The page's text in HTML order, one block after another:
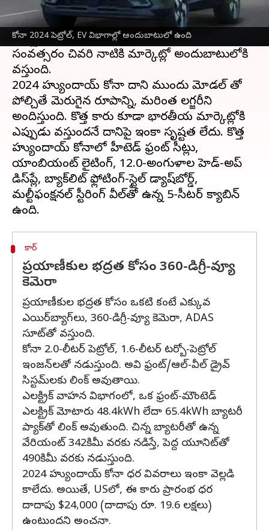
కోనా 2024 పెట్రోల్, EV విభాగాల్లో అందుబాటులో ఉంది
దక్షిణ కొరియా తయారీసంస్థహ్యుందాయ్తన కోనా
SUV 2024 వెర్షన్‌ను వెల్లడించింది. ఇది పెట్రోల్,
ఎలక్ట్రిక్ వాహన విభాగాల్లో అందుబాటులో ఉంది. ఈ
సంవత్సరం చివరి నాటికి మార్కెట్లో అందుబాటులోకి
వస్తుంది.
2024 హ్యుందాయ్ కోనా దాని ముందు మోడల్ తో
పోల్చితే మెరుగైన రూపాన్ని, మరింత లగ్జరీని
అందిస్తుంది. కొత్త కారు కూడా భారతీయ మార్కెట్లోకి
ఎప్పుడు వస్తుందనే దానిపై ఇంకా సృష్టత లేదు. కొత్త
హ్యుందాయ్ కోనాలో హీటెడ్ ఫ్రంట్ సీట్లు,
యాంబియంట్ లైటింగ్, 12.0-అంగుళాల హెడ్-అప్
డిస్‌ప్లే, బ్యాక్‌లిట్ ఫ్లోటింగ్-స్టైల్ డ్యాష్‌బోర్డ్,
మల్టీఫంక్షనల్ స్టీరింగ్ వీల్‌తో ఉన్న 5-సీటర్ క్యాబిన్
కార్
ప్రయాణీకుల భద్రత కోసం 360-డిగ్రీ-వ్యూ
కెమెరా
ప్రయాణీకుల భద్రత కోసం ఒకటి కంటే ఎక్కువ
ఎయిర్‌బ్యాగ్‌లు, 360-డిగ్రీ-వ్యూ కెమెరా, ADAS
సూట్‌తో వస్తుంది.
కోనా 2.0-లీటర్ పెట్రోల్, 1.6-లీటర్ టర్బో-పెట్రోల్
ఇంజన్‌లతో నడుస్తుంది. అవి ఫ్రంట్/ఆల్-వీల్ డ్రైవ్
సిస్టమ్‌లకు లింక్ అవుతాయి.
ఎలక్ట్రిక్ వాహన విభాగంలో, ఒక ఫ్రంట్-మౌంటెడ్
ఎలక్ట్రిక్ మోటారు 48.4kWh లేదా 65.4kWh బ్యాటరీ
ప్యాక్‌తో లింక్ అవుతుంది. చిన్న బ్యాటరీతో ఉన్న
వేరియంట్ 342కిమీ వరకు నడిస్తే, పెద్ద యూనిట్‌తో
490కిమీ వరకు నడుస్తుంది.
2024 హ్యుందాయ్ కోనా ధర వివరాలు ఇంకా వెల్లడి
కాలేదు. అయితే, USలో, ఈ కారు ప్రారంభ ధర
దాదాపు $24,000 (దాదాపు రూ. 19.6 లక్షలు)
ఉంటుందని అంచనా.